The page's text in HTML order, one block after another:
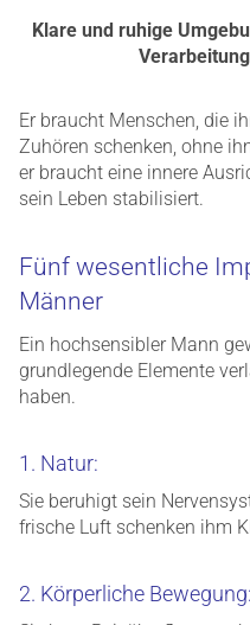
Klare und ruhige
Er braucht Menschen, die
Zuhören schenken, ohne
er braucht eine innere
sein Leben stabilisiert.
Fünf wesentliche
Männer
Ein hochsensibler Mann
grundlegende Elemente
haben.
1. Natur:
Sie beruhigt sein
frische Luft schenken ihm
2. Körperliche Bewegung: